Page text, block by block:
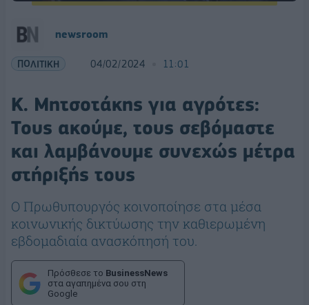
newsroom
ΠΟΛΙΤΙΚΗ 04/02/2024 11:01
Κ. Μητσοτάκης για αγρότες:
Τους ακούμε, τους σεβόμαστε
και λαμβάνουμε συνεχώς μέτρα
στήριξής τους
Ο Πρωθυπουργός κοινοποίησε στα μέσα
κοινωνικής δικτύωσης την καθιερωμένη
εβδομαδιαία ανασκόπησή του.
Πρόσθεσε το BusinessNews
στα αγαπημένα σου στη
Google